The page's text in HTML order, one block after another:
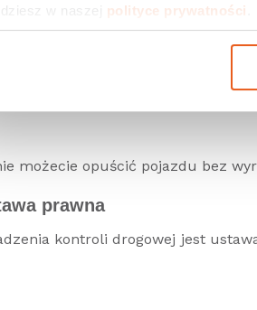
w naszej polityce prywatności
szybę, a dłonie pozostaw na
możecie opuścić pojazdu bez
prawna
kontroli drogowej jest